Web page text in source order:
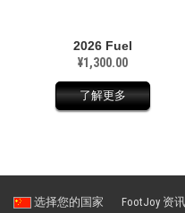
2026 Fuel
¥1,300.00
了解更多
选择您的国家 FootJoy 资讯